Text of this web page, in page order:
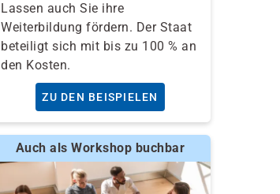
Lassen auch Sie ihre
Weiterbildung fördern. Der Staat
beteiligt sich mit bis zu 100 % an
den Kosten.
ZU DEN BEISPIELEN
Auch als Workshop buchbar